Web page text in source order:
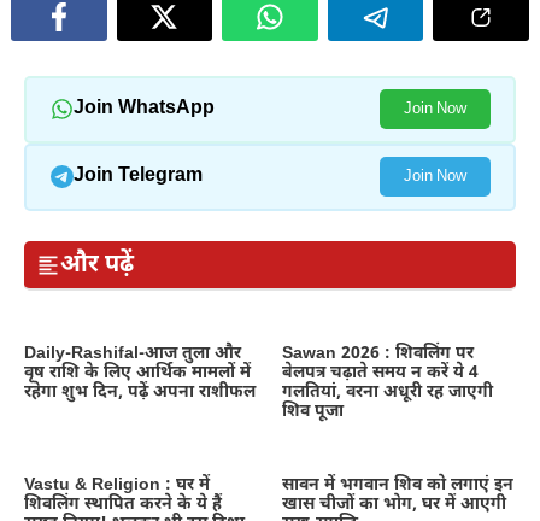
Join WhatsApp Join Now
Join Telegram Join Now
और पढ़ें
Daily-Rashifal-आज तुला और
वृष राशि के लिए आर्थिक मामलों में
रहेगा शुभ दिन, पढ़ें अपना राशीफल
Sawan 2026 : शिवलिंग पर
बेलपत्र चढ़ाते समय न करें ये 4
गलतियां, वरना अधूरी रह जाएगी
शिव पूजा
Vastu & Religion : घर में
शिवलिंग स्थापित करने के ये हैं
सावन में भगवान शिव को लगाएं इन
खास चीजों का भोग, घर में आएगी